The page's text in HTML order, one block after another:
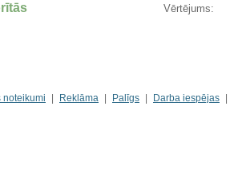
Vērtējums:
noteikumi Reklāma Palīgs
Darba iespējas